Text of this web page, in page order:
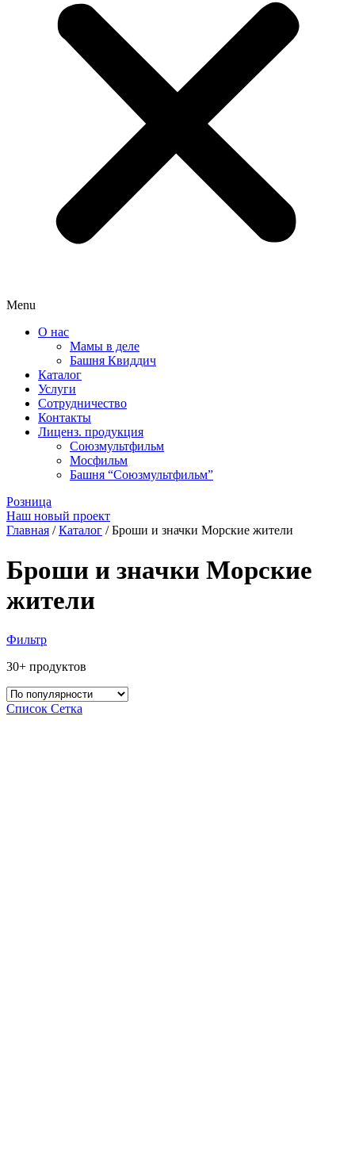
Menu
О нас
Мамы в деле
Башня Квиддич
Каталог
Услуги
Сотрудничество
Контакты
Лиценз. продукция
Союзмультфильм
Мосфильм
Башня “Союзмультфильм”
Розница
Наш новый проект
Главная /Каталог / Броши и значки Морские жители
Броши и значки Морские
жители
Фильтр
30+ продуктов
Список Сетка